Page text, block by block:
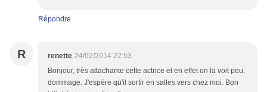
Répondre
R renette 24/02/2014 22:53
Bonjour, très attachante cette actrice et en effet on la voit peu,
dommage. J'espère qu'il sortir en salles vers chez moi. Bon